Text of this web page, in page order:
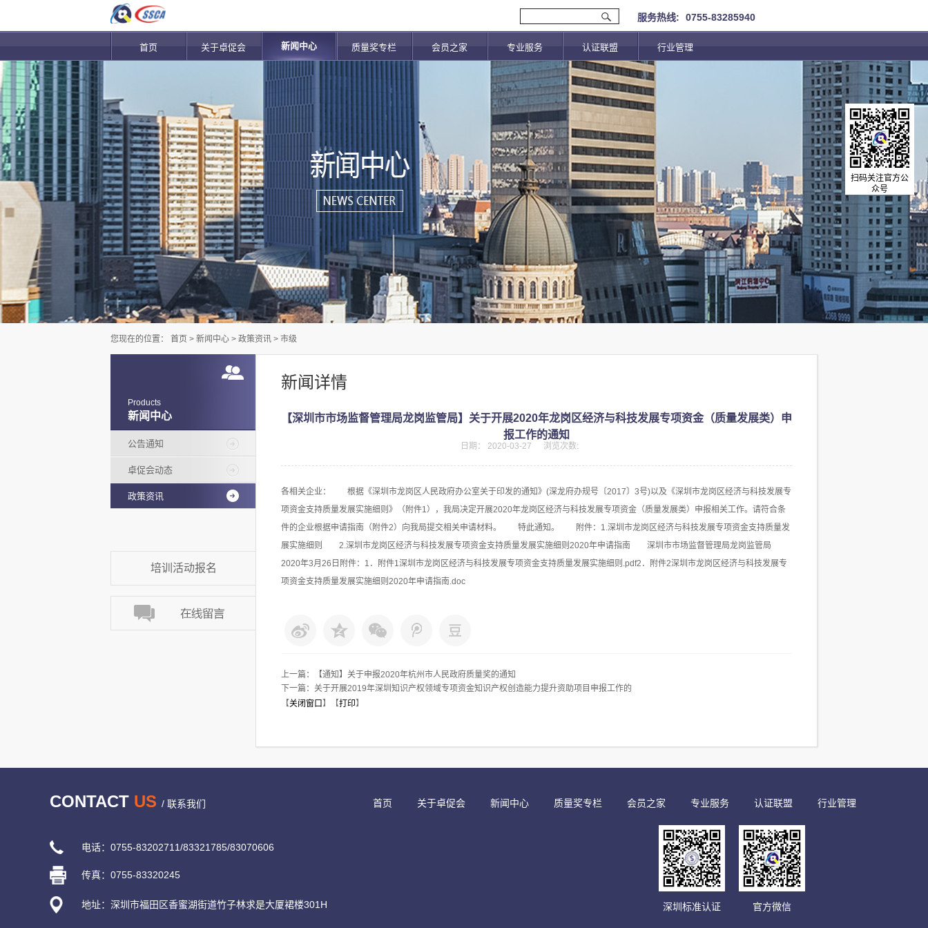
服务热线: 0755-83285940
首页 关于卓促会 新闻中心 质量奖专栏 会员之家 专业服务 认证联盟 行业管理
新闻中心
Products
公告通知
卓促会动态
政策资讯
培训活动报名
新闻详情
您现在的位置： 首页 > 新闻中心 > 政策资讯 > 市级
【深圳市市场监督管理局龙岗监管局】关于开展2020年龙岗区经济与科技发展专项资金（质量发展类）申
报工作的通知
日期： 2020-03-27 浏览次数:
各相关企业： 根据《深圳市龙岗区人民政府办公室关于印发的通知》(深龙府办规号〔2017〕3号)以及《深圳市龙岗区经济与科技发展专
项资金支持质量发展实施细则》（附件1），我局决定开展2020年龙岗区经济与科技发展专项资金（质量发展类）申报相关工作。请符合条
件的企业根据申请指南（附件2）向我局提交相关申请材料。 特此通知。 附件：1.深圳市龙岗区经济与科技发展专项资金支持质量发
展实施细则 2.深圳市龙岗区经济与科技发展专项资金支持质量发展实施细则2020年申请指南 深圳市市场监督管理局龙岗监管局
2020年3月26日附件：1．附件1深圳市龙岗区经济与科技发展专项资金支持质量发展实施细则.pdf2．附件2深圳市龙岗区经济与科技发展专
项资金支持质量发展实施细则2020年申请指南.doc
上一篇：
【通知】关于申报2020年杭州市人民政府质量奖的通知
下一篇： 关于开展2019年深圳知识产权领域专项资金知识产权创造能力提升资助项目申报工作的
【关闭窗口 】【打印】
CONTACT US / 联系我们
电话：0755-83202711/83321785/83070606
传真：0755-83320245
地址：深圳市福田区香蜜湖街道竹子林求是大厦裙楼301H
首页 关于卓促会 新闻中心 质量奖专栏 会员之家 专业服务 认证联盟 行业管理
官方微信
深圳标准认证
扫码关注官方公
众号